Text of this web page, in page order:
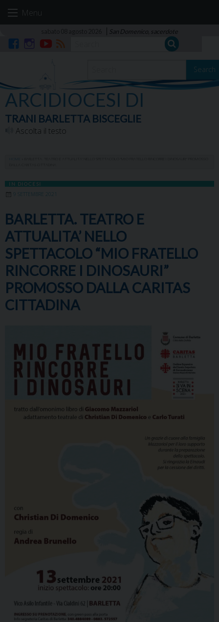
Menu
San Domenico, sacerdote
Search
ARCIDIOCESI DI
TRANI BARLETTA BISCEGLIE
Ascolta il testo
IN DIOCESI
9 SETTEMBRE 2021
BARLETTA. TEATRO E
ATTUALITA’ NELLO
SPETTACOLO “MIO FRATELLO
RINCORRE I DINOSAURI”
PROMOSSO DALLA CARITAS
CITTADINA